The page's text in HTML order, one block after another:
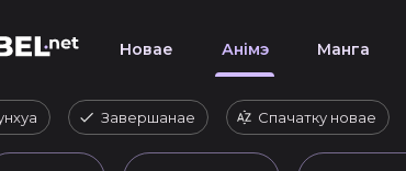
Новае Анімэ Манга
Завершанае Спачатку новае